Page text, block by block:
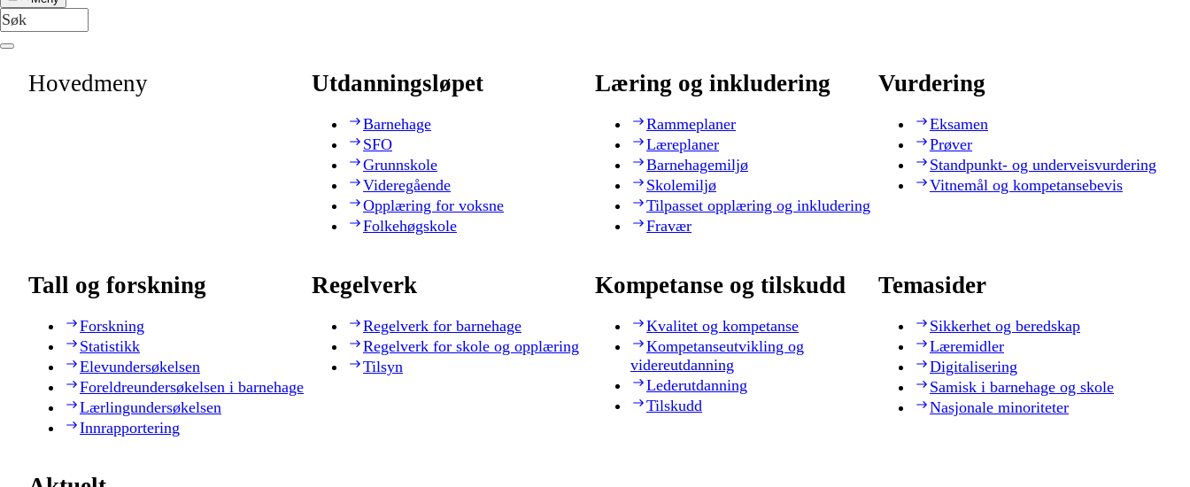
Hovedmeny Utdanningsløpet
Barnehage
SFO
Grunnskole
Videregående
Opplæring for voksne
Folkehøgskole
Læring og inkludering
Rammeplaner
Læreplaner
Barnehagemiljø
Skolemiljø
Tilpasset opplæring og inkludering
Fravær
Vurdering
Eksamen
Prøver
Standpunkt- og underveisvurdering
Vitnemål og kompetansebevis
Tall og forskning
Forskning
Statistikk
Elevundersøkelsen
Foreldreundersøkelsen i barnehage
Lærlingundersøkelsen
Innrapportering
Regelverk
Regelverk for barnehage
Regelverk for skole og opplæring
Tilsyn
Kompetanse og tilskudd
Kvalitet og kompetanse
Kompetanseutvikling og
videreutdanning
Lederutdanning
Tilskudd
Temasider
Sikkerhet og beredskap
Læremidler
Digitalisering
Samisk i barnehage og skole
Nasjonale minoriteter